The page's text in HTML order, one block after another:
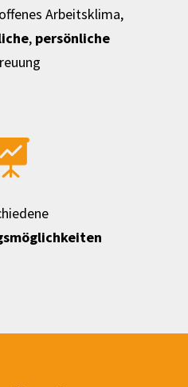
Arbeitsklima,
, persönliche